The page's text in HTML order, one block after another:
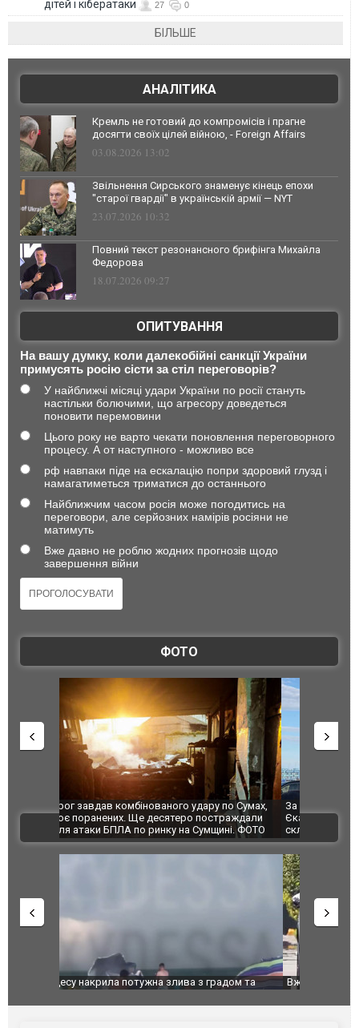
дітей і кібератаки 27 0
БІЛЬШЕ
АНАЛІТИКА
Кремль не готовий до компромісів і прагне
досягти своїх цілей війною, - Foreign Affairs
03.08.2026 13:02
Звільнення Сирського знаменує кінець епохи
"старої гвардії" в українській армії — NYT
23.07.2026 10:32
Повний текст резонансного брифінга Михайла
Федорова
18.07.2026 09:27
ОПИТУВАННЯ
На вашу думку, коли далекобійні санкції України
примусять росію сісти за стіл переговорів?
У найближчі місяці удари України по росії стануть
настільки болючими, що агресору доведеться
поновити перемовини
Цього року не варто чекати поновлення переговорного
процесу. А от наступного - можливо все
рф навпаки піде на ескалацію попри здоровий глузд і
намагатиметься триматися до останнього
Найближчим часом росія може погодитись на
переговори, але серйозних намірів росіяни не
матимуть
Вже давно не роблю жодних прогнозів щодо
завершення війни
ФОТО
За 2000 кілометрів від кордону з Україною: в
Єкатеринбурзі після атаки дронів загорівся
склад Wildberries. ФОТО. ВІДЕО
"Мої
ВІДЕО
Вже вивели на тести: Ferrari готує оновлення
Вийшов
фільму